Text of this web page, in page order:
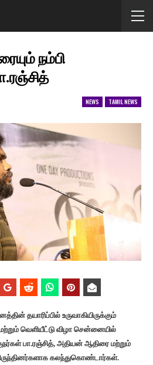
நம்பி
NEWS TAMIL NEWS
தயாரிப்பில் உருவாகியிருக்கும்
வெளியீட்டு விழா சென்னையில்
பா.ரஞ்சித், அதியன் ஆதிரை மற்றும்
கலந்துகொண்டார்கள்.